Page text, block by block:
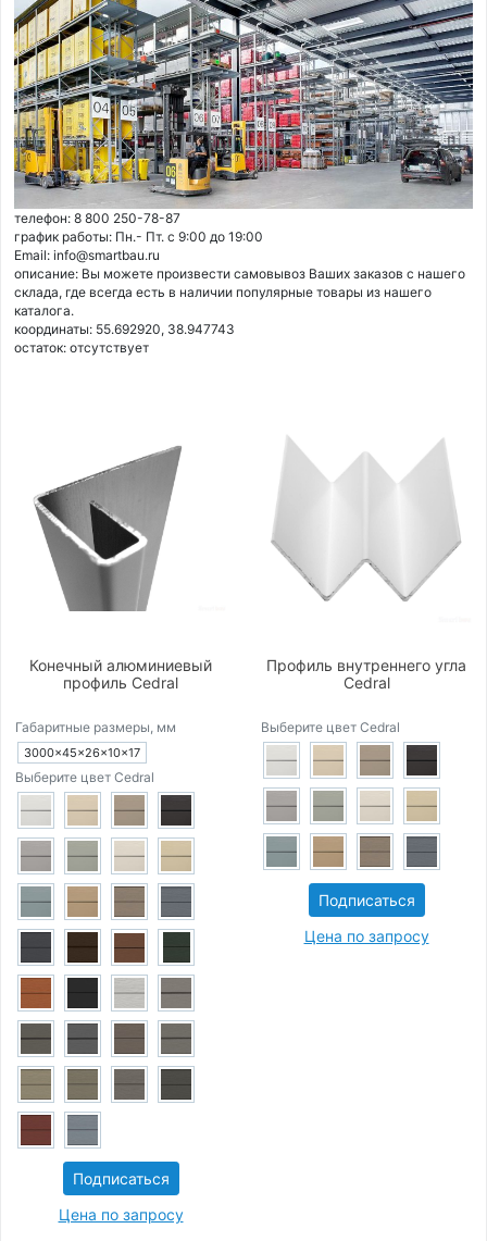
телефон: 8 800 250-78-87
график работы: Пн.- Пт. с 9:00 до 19:00
Email: info@smartbau.ru
описание: Вы можете произвести самовывоз Ваших заказов с нашего
склада, где всегда есть в наличии популярные товары из нашего
каталога.
координаты: 55.692920, 38.947743
остаток: отсутствует
Конечный алюминиевый
профиль Cedral
Габаритные размеры, мм
3000×45×26×10×17
Выберите цвет Cedral
Подписаться
Цена по запросу
Профиль внутреннего угла
Cedral
Выберите цвет Cedral
Подписаться
Цена по запросу